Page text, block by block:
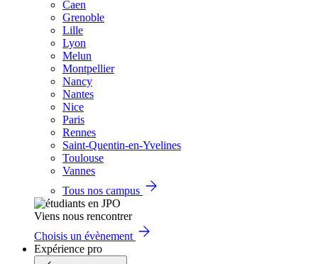
Caen
Grenoble
Lille
Lyon
Melun
Montpellier
Nancy
Nantes
Nice
Paris
Rennes
Saint-Quentin-en-Yvelines
Toulouse
Vannes
Tous nos campus
Viens nous rencontrer
Choisis un évènement
Expérience pro